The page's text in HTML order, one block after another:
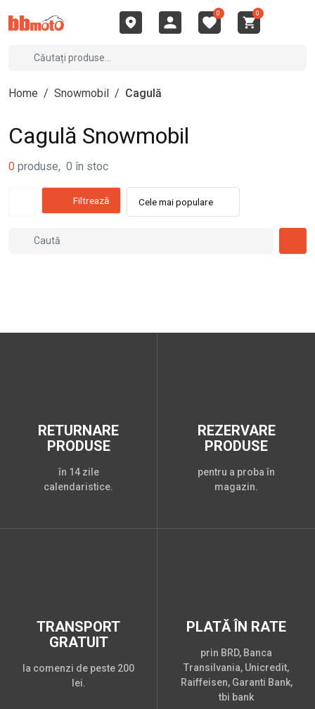
0 0
Home / Snowmobil / Cagulă
Cagulă Snowmobil
0 produse, 0 în stoc
Filtrează Cele mai populare
RETURNARE
PRODUSE
în 14 zile
calendaristice.
REZERVARE
PRODUSE
pentru a proba în
magazin.
TRANSPORT
GRATUIT
la comenzi de peste 200
lei.
PLATĂ ÎN RATE
prin BRD, Banca
Transilvania, Unicredit,
Raiffeisen, Garanti Bank,
tbi bank